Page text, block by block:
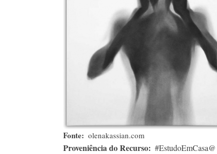
Fonte olenakassian.com
Proveniência do Recurso #EstudoEmCasa@